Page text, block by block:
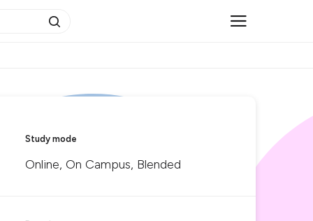
Study mode
Online, On Campus, Blended